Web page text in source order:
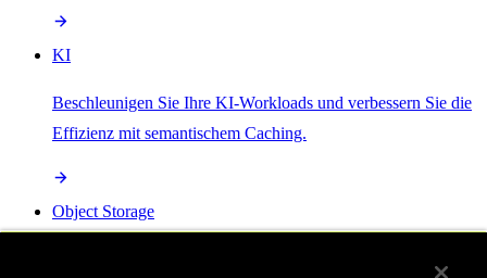
KI
Beschleunigen Sie Ihre KI-Workloads und verbessern Sie die
Effizienz mit semantischem Caching.
Object Storage